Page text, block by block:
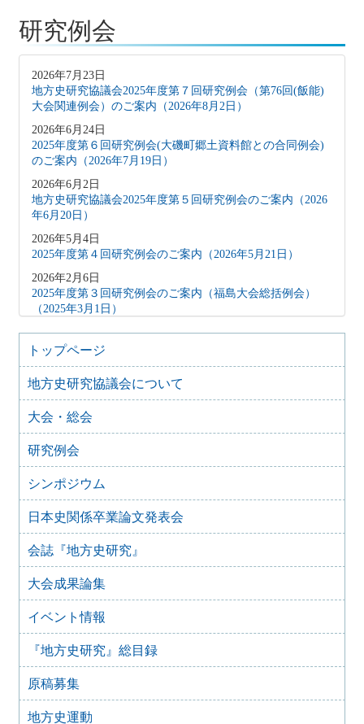
研究例会
2026年7月23日
地方史研究協議会2025年度第７回研究例会（第76回(飯能)
大会関連例会）のご案内（2026年8月2日）
2026年6月24日
2025年度第６回研究例会(大磯町郷土資料館との合同例会)
のご案内（2026年7月19日）
2026年6月2日
地方史研究協議会2025年度第５回研究例会のご案内（2026
年6月20日）
2026年5月4日
2025年度第４回研究例会のご案内（2026年5月21日）
2026年2月6日
2025年度第３回研究例会のご案内（福島大会総括例会）
（2025年3月1日）
2025年12月5日
2025年度第２回研究例会のご案内（伊予史談会との合同例
会）（2026年１月11日）
2025年10月7日
2025年度第１回研究例会のご案内（加能地域史研究会との
合同例会）（2025年11月8日）
2025年9月3日
2024年度第8回研究例会のご案内（2025年9月27日）
2025年6月5日
20日）
2025年6月5日
2024年度第6回研究例会（2025年7月12日）
2025年5月12日
2024年度第5回研究例会（2025年5月30日）
2025年2月27日
2025年1月21日
2024年度第3回研究例会（兵庫大会総括例会）（2025年2月
23日）
トップページ
地方史研究協議会について
大会・総会
研究例会
シンポジウム
日本史関係卒業論文発表会
会誌『地方史研究』
大会成果論集
イベント情報
『地方史研究』総目録
原稿募集
地方史運動